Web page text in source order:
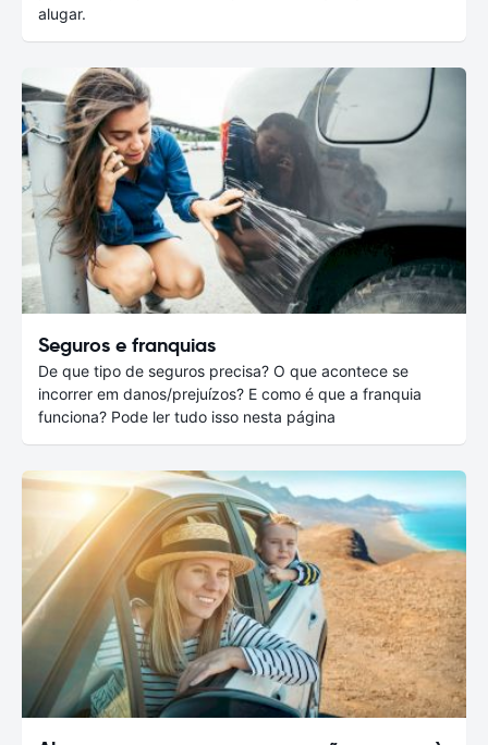
alugar.
Seguros e franquias
De que tipo de seguros precisa? O que acontece se
incorrer em danos/prejuízos? E como é que a franquia
funciona? Pode ler tudo isso nesta página